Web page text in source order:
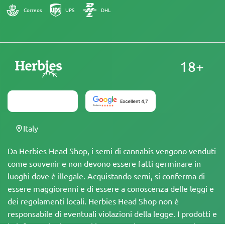
Correos UPS DHL
Da Herbies Head Shop, i semi di cannabis vengono venduti
come souvenir e non devono essere fatti germinare in
luoghi dove è illegale. Acquistando semi, si conferma di
essere maggiorenni e di essere a conoscenza delle leggi e
dei regolamenti locali. Herbies Head Shop non è
responsabile di eventuali violazioni della legge. I prodotti e
18+
Italy